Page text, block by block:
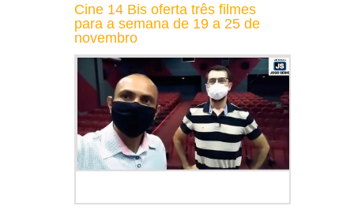
Cine 14 Bis oferta três filmes
para a semana de 19 a 25 de
novembro